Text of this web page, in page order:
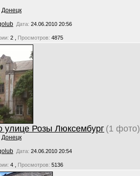
Донецк
Дата: 24.06.2010 20:56
2 , Просмотров: 4875
улице Розы Люксембург (1 фото)
Донецк
Дата: 24.06.2010 20:54
4 , Просмотров: 5136